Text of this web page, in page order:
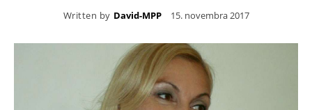
Written by David-MPP 15. novembra 2017